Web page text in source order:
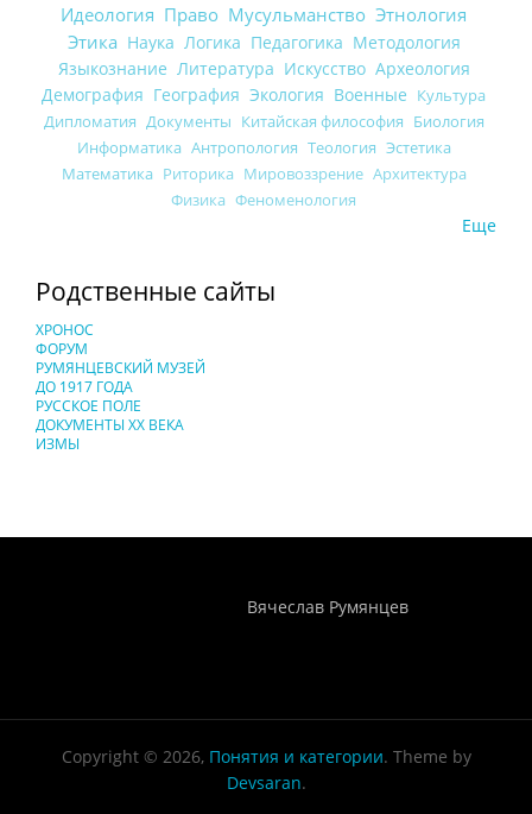
Идеология Право Мусульманство Этнология
Этика Наука Логика Педагогика Методология
Языкознание Литература Искусство Археология
Демография География Экология Военные Культура
Дипломатия Документы Китайская философия Биология
Информатика Антропология Теология Эстетика
Математика Риторика Мировоззрение Архитектура
Физика Феноменология
Еще
Родственные сайты
ХРОНОС
ФОРУМ
РУМЯНЦЕВСКИЙ МУЗЕЙ
ДО 1917 ГОДА
РУССКОЕ ПОЛЕ
ДОКУМЕНТЫ XX ВЕКА
ИЗМЫ
Вячеслав Румянцев
Copyright © 2026, Понятия и категории. Theme by
Devsaran.